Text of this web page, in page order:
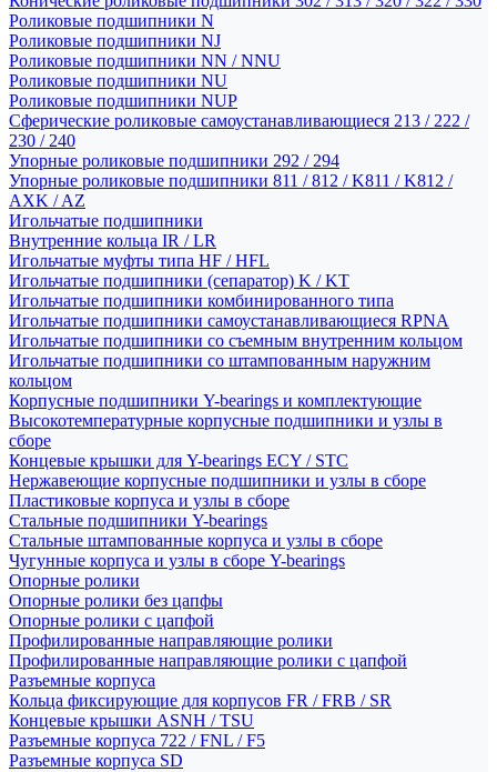
Роликовые подшипники N
Роликовые подшипники NJ
Роликовые подшипники NN / NNU
Роликовые подшипники NU
Роликовые подшипники NUP
Сферические роликовые самоустанавливающиеся 213 / 222 /
230 / 240
Упорные роликовые подшипники 292 / 294
Упорные роликовые подшипники 811 / 812 / K811 / K812 /
AXK / AZ
Игольчатые подшипники
Внутренние кольца IR / LR
Игольчатые муфты типа HF / HFL
Игольчатые подшипники (сепаратор) K / KT
Игольчатые подшипники комбинированного типа
Игольчатые подшипники самоустанавливающиеся RPNA
Игольчатые подшипники со съемным внутренним кольцом
Игольчатые подшипники со штампованным наружним
кольцом
Корпусные подшипники Y-bearings и комплектующие
Высокотемпературные корпусные подшипники и узлы в
сборе
Концевые крышки для Y-bearings ECY / STC
Нержавеющие корпусные подшипники и узлы в сборе
Пластиковые корпуса и узлы в сборе
Стальные подшипники Y-bearings
Стальные штампованные корпуса и узлы в сборе
Чугунные корпуса и узлы в сборе Y-bearings
Опорные ролики
Опорные ролики без цапфы
Опорные ролики с цапфой
Профилированные направляющие ролики
Профилированные направляющие ролики с цапфой
Разъемные корпуса
Кольца фиксирующие для корпусов FR / FRB / SR
Концевые крышки ASNH / TSU
Разъемные корпуса 722 / FNL / F5
Разъемные корпуса SD